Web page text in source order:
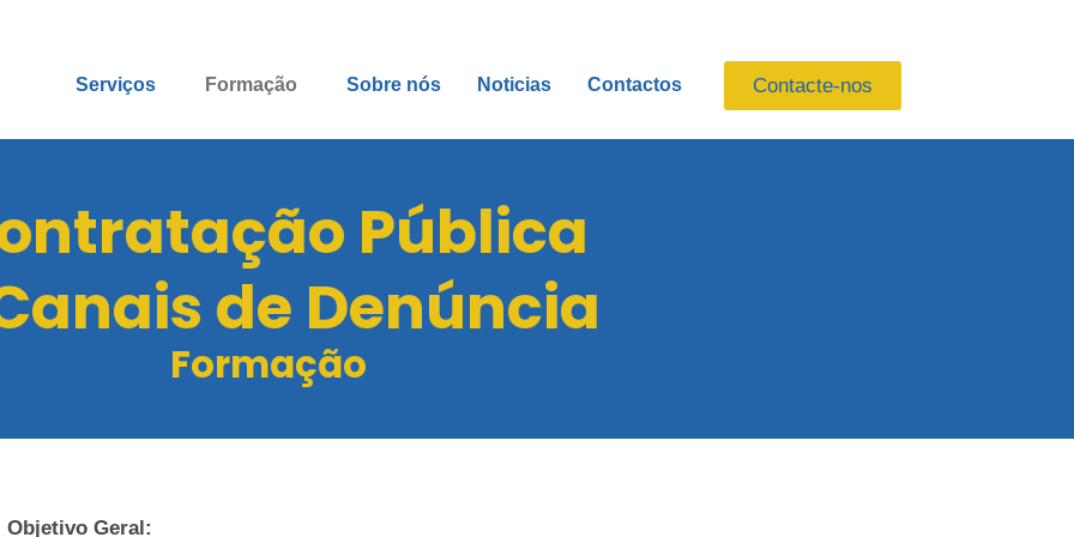
Serviços Formação Sobre nós Noticias Contactos Contacte-nos
Pública
de Denúncia
Formação
Objetivo Geral: